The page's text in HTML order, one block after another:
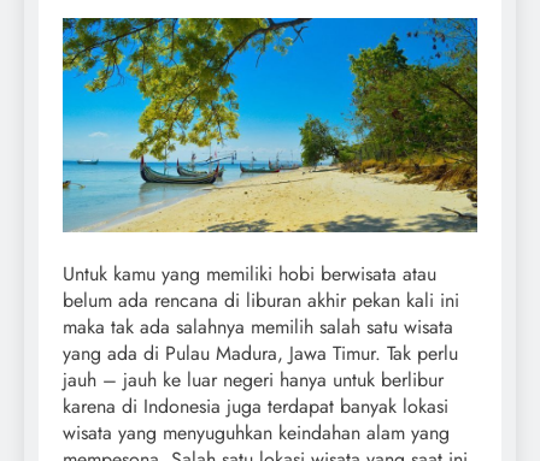
Untuk kamu yang memiliki hobi berwisata atau
belum ada rencana di liburan akhir pekan kali ini
maka tak ada salahnya memilih salah satu wisata
yang ada di Pulau Madura, Jawa Timur. Tak perlu
jauh – jauh ke luar negeri hanya untuk berlibur
karena di Indonesia juga terdapat banyak lokasi
wisata yang menyuguhkan keindahan alam yang